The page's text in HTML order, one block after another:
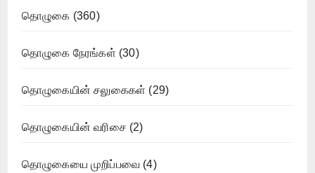
தொழுகை (360)
தொழுகை நேரங்கள் (30)
தொழுகையின் சலுகைகள் (29)
தொழுகையின் வரிசை (2)
தொழுகையை முறிப்பவை (4)